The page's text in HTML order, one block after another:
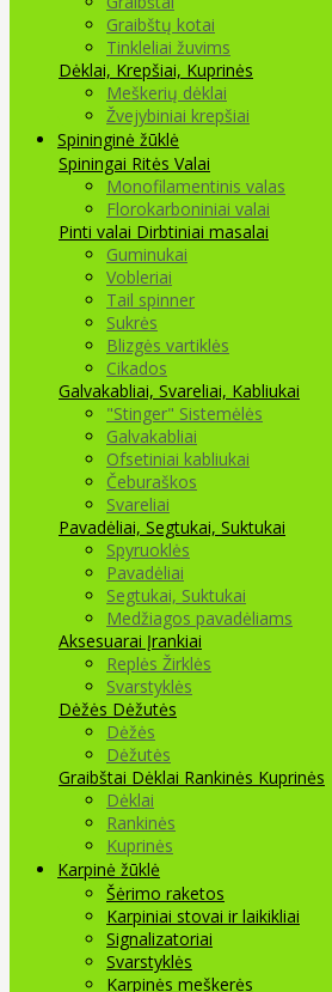
Graibštų kotai
Tinkleliai žuvims
Dėklai, Krepšiai, Kuprinės
Meškerių dėklai
Žvejybiniai krepšiai
Spininginė žūklė
Spiningai Ritės Valai
Monofilamentinis valas
Florokarboniniai valai
Pinti valai Dirbtiniai masalai
Guminukai
Vobleriai
Tail spinner
Sukrės
Blizgės vartiklės
Cikados
Galvakabliai, Svareliai, Kabliukai
"Stinger" Sistemėlės
Galvakabliai
Ofsetiniai kabliukai
Čeburaškos
Svareliai
Pavadėliai, Segtukai, Suktukai
Spyruoklės
Pavadėliai
Segtukai, Suktukai
Medžiagos pavadėliams
Aksesuarai Įrankiai
Replės Žirklės
Svarstyklės
Dėžės Dėžutės
Dėžės
Dėžutės
Graibštai Dėklai Rankinės Kuprinės
Dėklai
Rankinės
Kuprinės
Karpinė žūklė
Šėrimo raketos
Karpiniai stovai ir laikikliai
Signalizatoriai
Svarstyklės
Karpinės meškerės